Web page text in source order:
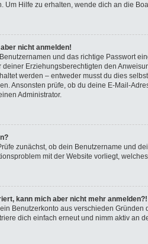
Um Hilfe zu erhalten, wende dich an die
nicht anmelden!
und das richtige Passwort
Erziehungsberechtigten den
werden – entweder musst du dies
Ansonsten prüfe, ob du deine E-Mail-
Administrator.
zunächst, ob dein Benutzername und
mit der Website vorliegt,
kann mich aber nicht mehr anmelden?!
Benutzerkonto aus verschieden
dich einfach erneut und nimm aktiv an